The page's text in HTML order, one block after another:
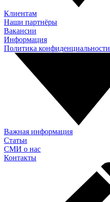
Клиентам
Наши партнёры
Вакансии
Информация
Политика конфиденциальности
Важная информация
Статьи
СМИ о нас
Контакты